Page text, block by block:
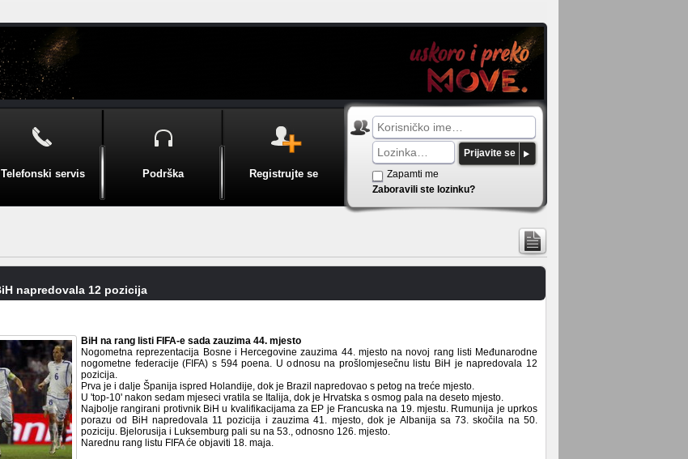
Telefonski servis Podrška Registrujte se
Prijavite se
Zapamti me
Zaboravili ste lozinku?
napredovala 12 pozicija
BiH na rang listi FIFA-e sada zauzima 44. mjesto
Nogometna reprezentacija Bosne i Hercegovine zauzima 44. mjesto na novoj rang listi Međunarodne
nogometne federacije (FIFA) s 594 poena. U odnosu na prošlomjesečnu listu BiH je napredovala 12
pozicija.
Prva je i dalje Španija ispred Holandije, dok je Brazil napredovao s petog na treće mjesto.
U 'top-10' nakon sedam mjeseci vratila se Italija, dok je Hrvatska s osmog pala na deseto mjesto.
Najbolje rangirani protivnik BiH u kvalifikacijama za EP je Francuska na 19. mjestu. Rumunija je uprkos
porazu od BiH napredovala 11 pozicija i zauzima 41. mjesto, dok je Albanija sa 73. skočila na 50.
poziciju. Bjelorusija i Luksemburg pali su na 53., odnosno 126. mjesto.
Narednu rang listu FIFA će objaviti 18. maja.